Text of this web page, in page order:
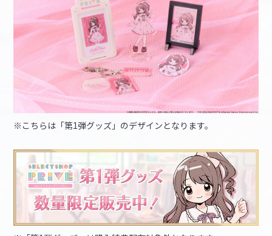
※こちらは「第1弾グッズ」のデザインとなります。